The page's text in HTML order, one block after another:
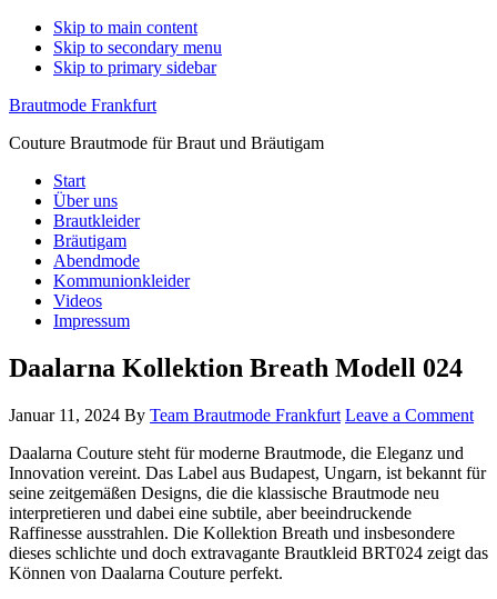
Skip to main content
Skip to secondary menu
Skip to primary sidebar
Brautmode Frankfurt
Couture Brautmode für Braut und Bräutigam
Start
Über uns
Brautkleider
Bräutigam
Abendmode
Kommunionkleider
Videos
Impressum
Daalarna Kollektion Breath Modell 024
Januar 11, 2024 By Team Brautmode Frankfurt Leave a Comment
Daalarna Couture steht für moderne Brautmode, die Eleganz und
Innovation vereint. Das Label aus Budapest, Ungarn, ist bekannt für
seine zeitgemäßen Designs, die die klassische Brautmode neu
interpretieren und dabei eine subtile, aber beeindruckende
Raffinesse ausstrahlen. Die Kollektion Breath und insbesondere
dieses schlichte und doch extravagante Brautkleid BRT024 zeigt das
Können von Daalarna Couture perfekt.